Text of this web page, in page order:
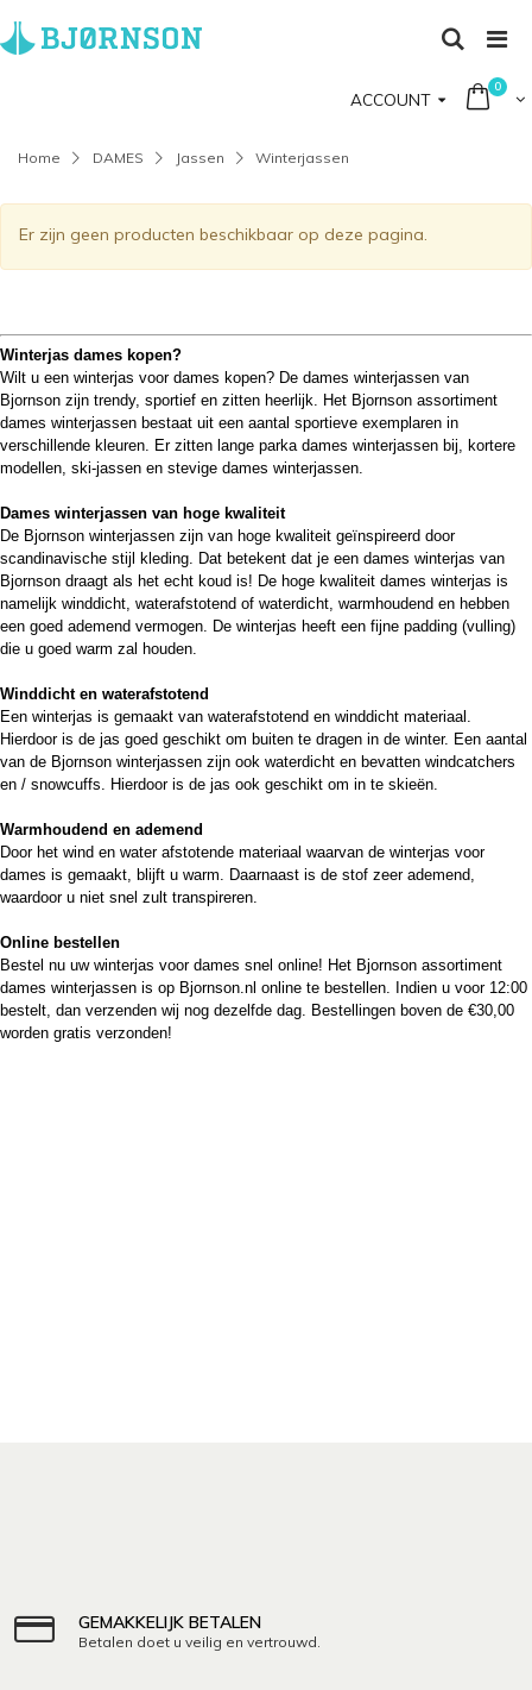
ACCOUNT
0
Home DAMES Jassen Winterjassen
Er zijn geen producten beschikbaar op deze pagina.
Winterjas dames kopen?
Wilt u een winterjas voor dames kopen? De dames winterjassen van
Bjornson zijn trendy, sportief en zitten heerlijk. Het Bjornson assortiment
dames winterjassen bestaat uit een aantal sportieve exemplaren in
verschillende kleuren. Er zitten lange parka dames winterjassen bij, kortere
modellen, ski-jassen en stevige dames winterjassen.
Dames winterjassen van hoge kwaliteit
De Bjornson winterjassen zijn van hoge kwaliteit geïnspireerd door
scandinavische stijl kleding. Dat betekent dat je een dames winterjas van
Bjornson draagt als het echt koud is! De hoge kwaliteit dames winterjas is
namelijk winddicht, waterafstotend of waterdicht, warmhoudend en hebben
een goed ademend vermogen. De winterjas heeft een fijne padding (vulling)
die u goed warm zal houden.
Winddicht en waterafstotend
Een winterjas is gemaakt van waterafstotend en winddicht materiaal.
Hierdoor is de jas goed geschikt om buiten te dragen in de winter. Een aantal
van de Bjornson winterjassen zijn ook waterdicht en bevatten windcatchers
en / snowcuffs. Hierdoor is de jas ook geschikt om in te skieën.
Warmhoudend en ademend
Door het wind en water afstotende materiaal waarvan de winterjas voor
dames is gemaakt, blijft u warm. Daarnaast is de stof zeer ademend,
waardoor u niet snel zult transpireren.
Online bestellen
Bestel nu uw winterjas voor dames snel online! Het Bjornson assortiment
dames winterjassen is op Bjornson.nl online te bestellen. Indien u voor 12:00
bestelt, dan verzenden wij nog dezelfde dag. Bestellingen boven de €30,00
worden gratis verzonden!
GEMAKKELIJK BETALEN
Betalen doet u veilig en vertrouwd.